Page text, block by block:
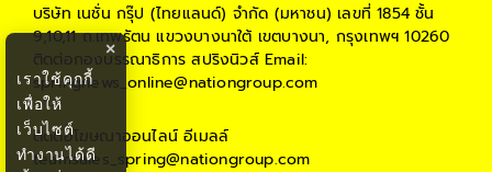
บริษัท เนชั่น กรุ๊ป (ไทยแลนด์) จำกัด (มหาชน) เลขที่ 1854 ชั้น
9,10,11 ถ.เทพรัตน แขวงบางนาใต้ เขตบางนา, กรุงเทพฯ 10260
ติดต่อกองบรรณาธิการ สปริงนิวส์Email:
springnews_online@nationgroup.com
ติดต่อโฆษณาออนไลน์ อีเมลล์
teamsales_spring@nationgroup.com
×
เราใช้คุกกี้
เพื่อให้
เว็บไซต์
ทำงานได้ดี